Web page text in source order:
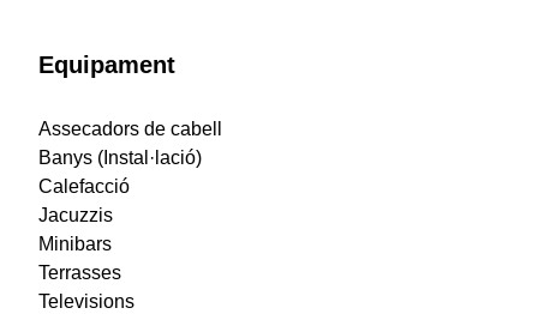
Equipament
Assecadors de cabell
Banys (Instal·lació)
Calefacció
Jacuzzis
Minibars
Terrasses
Televisions